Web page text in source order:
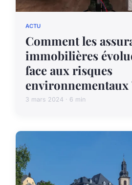
ACTU
Comment les
immobilières
face aux risques
environnementaux
3 mars 2024 · 6 min